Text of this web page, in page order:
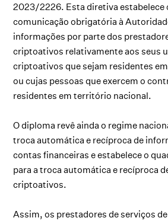
2023/2226. Esta diretiva estabelece
comunicação obrigatória à
informações por parte dos
criptoativos relativamente aos seus
criptoativos que sejam residentes
ou cujas pessoas que exercem o
residentes em território nacional.
O diploma revê ainda o regime
troca automática e recíproca de
contas financeiras e estabelece o
para a troca automática e recíproca
criptoativos.
Assim, os prestadores de serviços